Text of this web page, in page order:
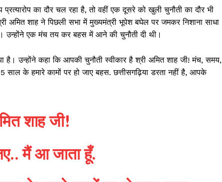
देश दुनिया
का दौर चल रहा है, तो वहीं एक दूसरे को खुली चुनौती का दौर भी
अमित शाह ने पिछली सभा में मुख्यमंत्री भूपेश बघेल पर जमकर निशाना साधा
उन्होंने एक मंच तय कर बहस में आने की चुनौती दी थी।
उन्होंने कहा कि आपकी चुनौती स्वीकार है श्री अमित शाह जी! मंच, समय,
के हमारे कामों पर हो जाए बहस. छत्तीसगढ़िया डरता नहीं है, आपके
शाह जी!
मैं आ जाता हूँ.